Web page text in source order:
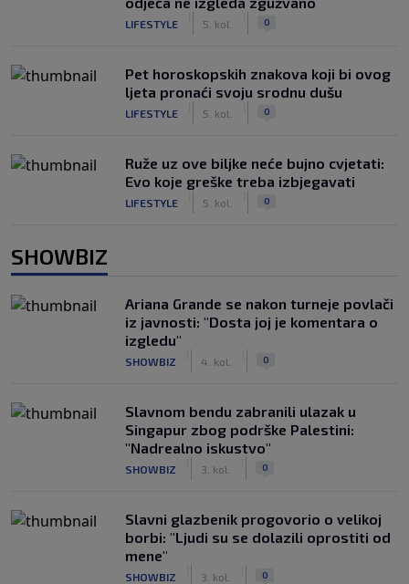
LIFESTYLE 5. kol. 0
Pet horoskopskih znakova koji bi ovog
ljeta pronaći svoju srodnu dušu
LIFESTYLE 5. kol. 0
Ruže uz ove biljke neće bujno cvjetati:
Evo koje greške treba izbjegavati
LIFESTYLE 5. kol. 0
SHOWBIZ
Ariana Grande se nakon turneje povlači
iz javnosti: "Dosta joj je komentara o
izgledu"
SHOWBIZ 4. kol. 0
Slavnom bendu zabranili ulazak u
Singapur zbog podrške Palestini:
"Nadrealno iskustvo"
SHOWBIZ 3. kol. 0
Slavni glazbenik progovorio o velikoj
borbi: "Ljudi su se dolazili oprostiti od
mene"
SHOWBIZ 3. kol. 0